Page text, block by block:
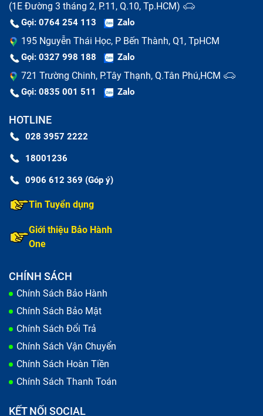
(1E Đường 3 tháng 2, P.11, Q.10, Tp.HCM)
Gọi: 0764 254 113 Zalo
195 Nguyễn Thái Học, P Bến Thành, Q1, TpHCM
Gọi: 0327 998 188 Zalo
721 Trường Chinh, P.Tây Thạnh, Q.Tân Phú,HCM
Gọi: 0835 001 511 Zalo
HOTLINE
028 3957 2222
18001236
0906 612 369 (Góp ý)
Tin Tuyển dụng
Giới thiệu Bảo Hành
One
CHÍNH SÁCH
Chính Sách Bảo Hành
Chính Sách Bảo Mật
Chính Sách Đổi Trả
Chính Sách Vận Chuyển
Chính Sách Hoàn Tiền
Chính Sách Thanh Toán
KẾT NỐI SOCIAL